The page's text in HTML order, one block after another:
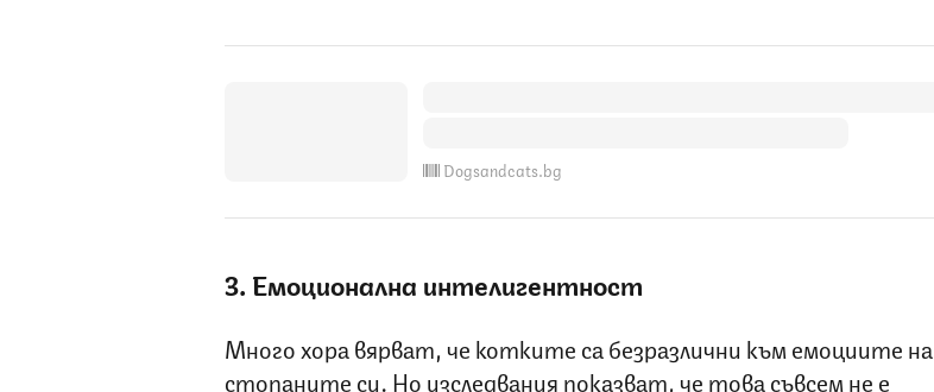
Dogsandcats.bg
3. Емоционална интелигентност
Много хора вярват, че котките са безразлични към емоциите на
стопаните си. Но изследвания показват, че това съвсем не е